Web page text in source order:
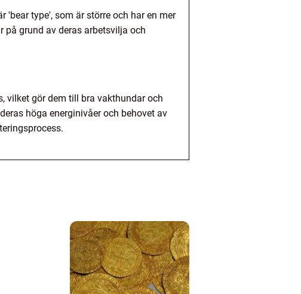
'bear type', som är större och har en mer
på grund av deras arbetsvilja och
vilket gör dem till bra vakthundar och
höga energinivåer och behovet av